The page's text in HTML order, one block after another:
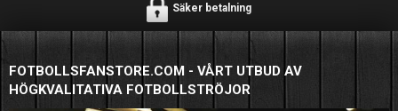
Säker betalning
FOTBOLLSFANSTORE.COM - VÅRT UTBUD AV
HÖGKVALITATIVA FOTBOLLSTRÖJOR